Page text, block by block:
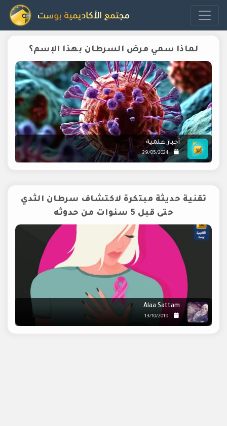
لماذا سمي مرض السرطان بهذا الإسم؟
أخبار علمية
29/05/2024
تقنية حديثة مبتكرة لاكتشاف سرطان الثدي
حتى قبل 5 سنوات من حدوثه
Alaa Sattam
13/10/2019